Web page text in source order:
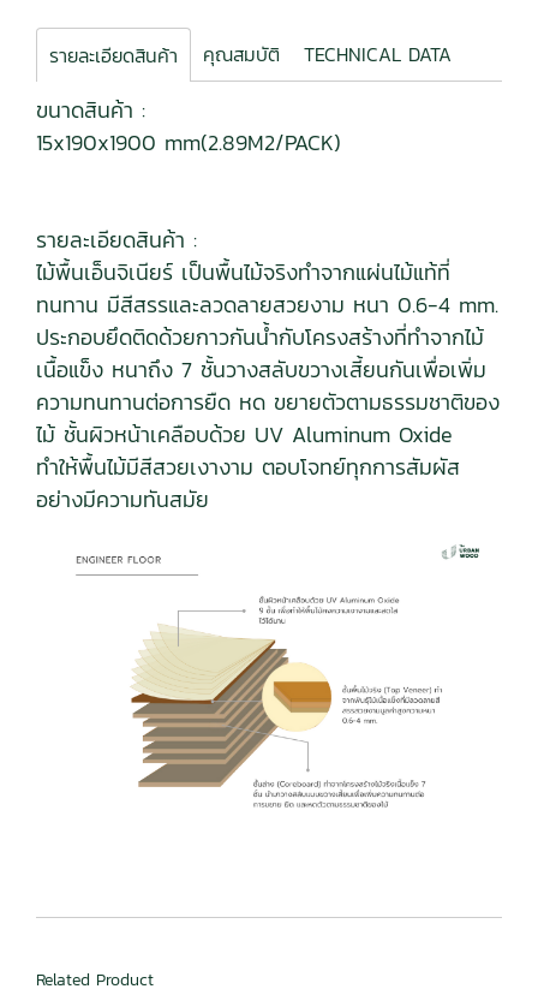
รายละเอียดสินค้า คุณสมบัติ TECHNICAL DATA
ขนาดสินค้า :
15x190x1900 mm(2.89M2/PACK)
รายละเอียดสินค้า :
ไม้พื้นเอ็นจิเนียร์ เป็นพื้นไม้จริงทำจากแผ่นไม้แท้ที่
ทนทาน มีสีสรรและลวดลายสวยงาม หนา 0.6-4 mm.
ประกอบยึดติดด้วยกาวกันน้ำกับโครงสร้างที่ทำจากไม้
เนื้อแข็ง หนาถึง 7 ชั้นวางสลับขวางเสี้ยนกันเพื่อเพิ่ม
ความทนทานต่อการยืด หด ขยายตัวตามธรรมชาติของ
ไม้ ชั้นผิวหน้าเคลือบด้วย UV Aluminum Oxide
ทำให้พื้นไม้มีสีสวยเงางาม ตอบโจทย์ทุกการสัมผัส
อย่างมีความทันสมัย
Related Product